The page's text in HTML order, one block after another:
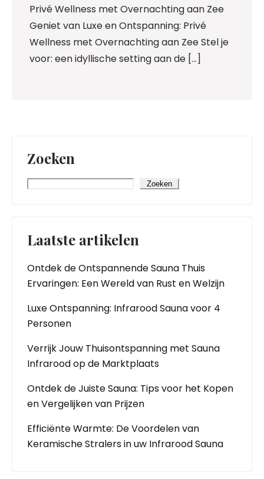
Privé Wellness met Overnachting aan Zee
Geniet van Luxe en Ontspanning: Privé
Wellness met Overnachting aan Zee Stel je
voor: een idyllische setting aan de […]
Zoeken
Zoeken
Laatste artikelen
Ontdek de Ontspannende Sauna Thuis
Ervaringen: Een Wereld van Rust en Welzijn
Luxe Ontspanning: Infrarood Sauna voor 4
Personen
Verrijk Jouw Thuisontspanning met Sauna
Infrarood op de Marktplaats
Ontdek de Juiste Sauna: Tips voor het Kopen
en Vergelijken van Prijzen
Efficiënte Warmte: De Voordelen van
Keramische Stralers in uw Infrarood Sauna